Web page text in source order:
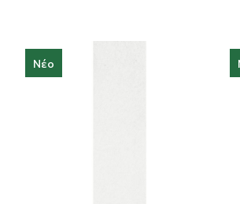
Νέο